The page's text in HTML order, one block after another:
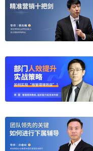
成中間路線了？實際上
為什麼很多人看到了
不足，還有一些人是擔
再具體合適的風險收益
人性驅使我們喜歡中
衡點，但在一個非常內
一起，最後都賺不到錢
要破“內捲”，就要有